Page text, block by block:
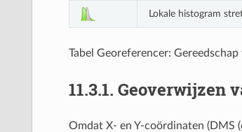
Lokale histogram
Tabel Georeferencer:
11.3.1. Geoverwijzen
Omdat X- en Y-coördinaten (DMS